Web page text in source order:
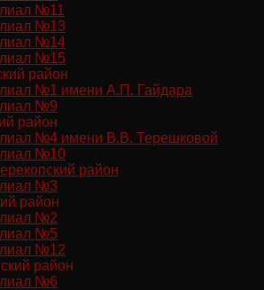
№11
№13
№14
№15
район
№1 имени А.П. Гайдара
№9
район
№4 имени В.В. Терешковой
№10
район
№3
район
№2
№5
№12
район
№6